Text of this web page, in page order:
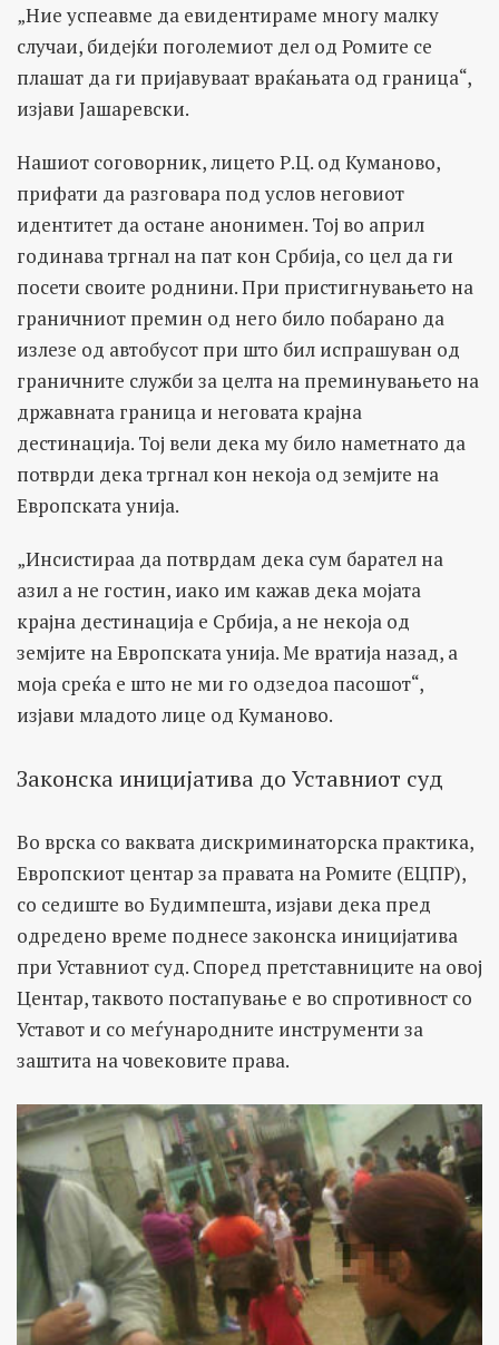
„Ние успеавме да евидентираме многу малку
случаи, бидејќи поголемиот дел од Ромите се
плашат да ги пријавуваат враќањата од граница“,
изјави Јашаревски.
Нашиот соговорник, лицето Р.Ц. од Куманово,
прифати да разговара под услов неговиот
идентитет да остане анонимен. Тој во април
годинава тргнал на пат кон Србија, со цел да ги
посети своите роднини. При пристигнувањето на
граничниот премин од него било побарано да
излезе од автобусот при што бил испрашуван од
граничните служби за целта на преминувањето на
државната граница и неговата крајна
дестинација. Тој вели дека му било наметнато да
потврди дека тргнал кон некоја од земјите на
Европската унија.
„Инсистираа да потврдам дека сум барател на
азил а не гостин, иако им кажав дека мојата
крајна дестинација е Србија, а не некоја од
земјите на Европската унија. Ме вратија назад, а
моја среќа е што не ми го одзедоа пасошот“,
изјави младото лице од Куманово.
Законска иницијатива до Уставниот суд
Во врска со ваквата дискриминаторска практика,
Европскиот центар за правата на Ромите (ЕЦПР),
со седиште во Будимпешта, изјави дека пред
одредено време поднесе законска иницијатива
при Уставниот суд. Според претставниците на овој
Центар, таквото постапување е во спротивност со
Уставот и со меѓународните инструменти за
заштита на човековите права.